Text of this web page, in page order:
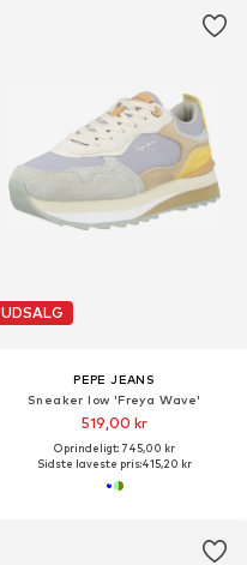
UDSALG
PEPE JEANS
Sneaker low 'Freya Wave'
519,00 kr
Oprindeligt: 745,00 kr
Sidste laveste pris:415,20 kr